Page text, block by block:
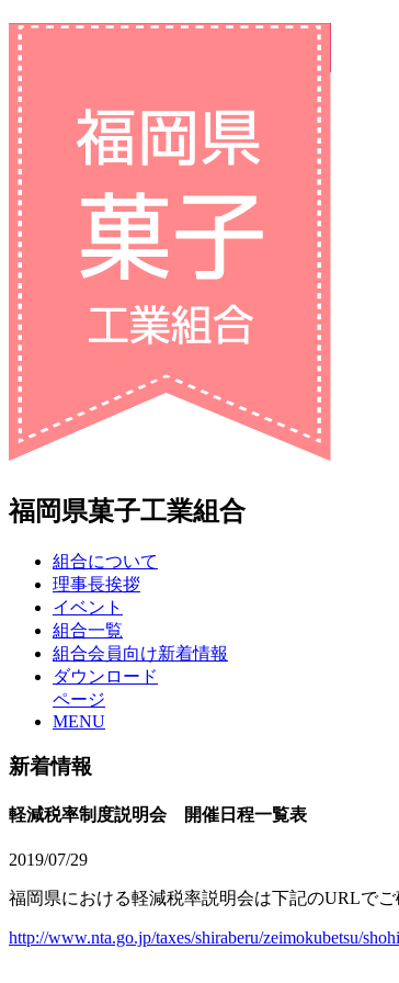
福岡県菓子工業組合
組合について
理事長挨拶
イベント
組合一覧
組合会員向け新着情報
ダウンロード
ページ
MENU
新着情報
軽減税率制度説明会 開催日程一覧表
2019/07/29
福岡県における軽減税率説明会は下記のURLで
http://www.nta.go.jp/taxes/shiraberu/zeimokubetsu/